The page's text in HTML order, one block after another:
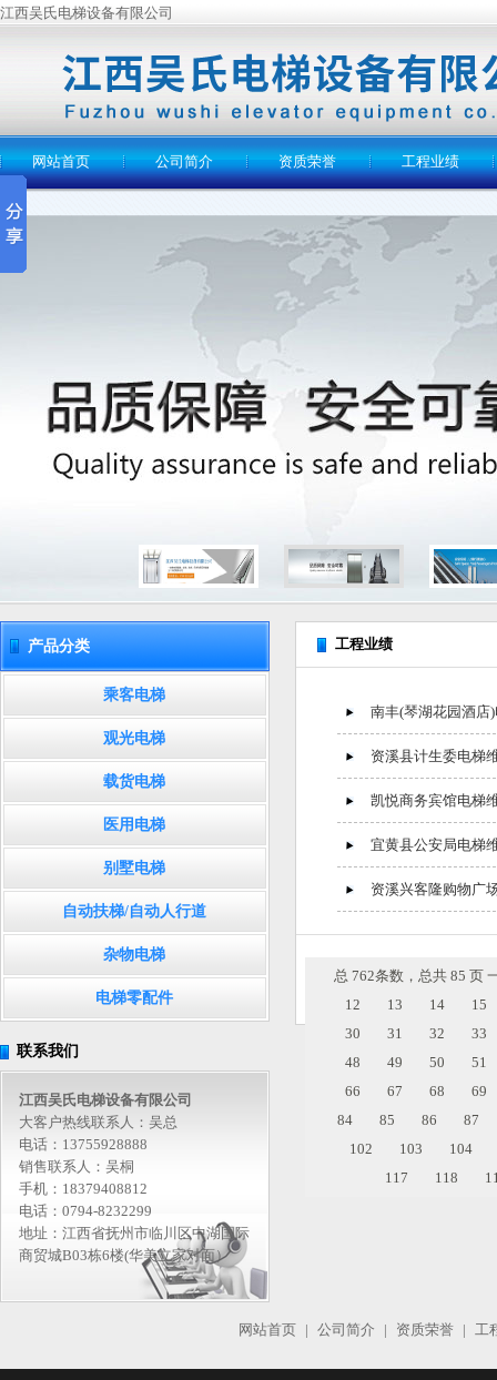
江西吴氏电梯设备有限公司
网站首页 公司简介 资质荣誉 工程业绩
产品分类
乘客电梯
观光电梯
载货电梯
医用电梯
别墅电梯
自动扶梯/自动人行道
杂物电梯
电梯零配件
联系我们
江西吴氏电梯设备有限公司
大客户热线联系人：吴总
电话：13755928888
销售联系人：吴桐
手机：18379408812
电话：0794-8232299
地址：江西省抚州市临川区中湖国际
商贸城B03栋6楼(华美立家对面）
工程业绩
南丰(琴湖花园酒店
资溪县计生委电梯
凯悦商务宾馆电梯
宜黄县公安局电梯
资溪兴客隆购物广
总 762条数，总共 85 页
12
13 14
15
30
31 32
33
48
49 50
51
66
67 68
69
84
85 86
87
102
103
104
117
118
网站首页 | 公司简介 | 资质荣誉 | 工